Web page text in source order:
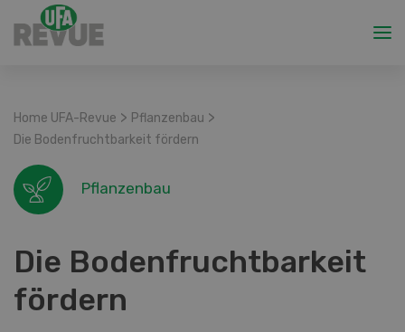
Home UFA-Revue > Pflanzenbau >
Die Bodenfruchtbarkeit fördern
Pflanzenbau
Die Bodenfruchtbarkeit
fördern